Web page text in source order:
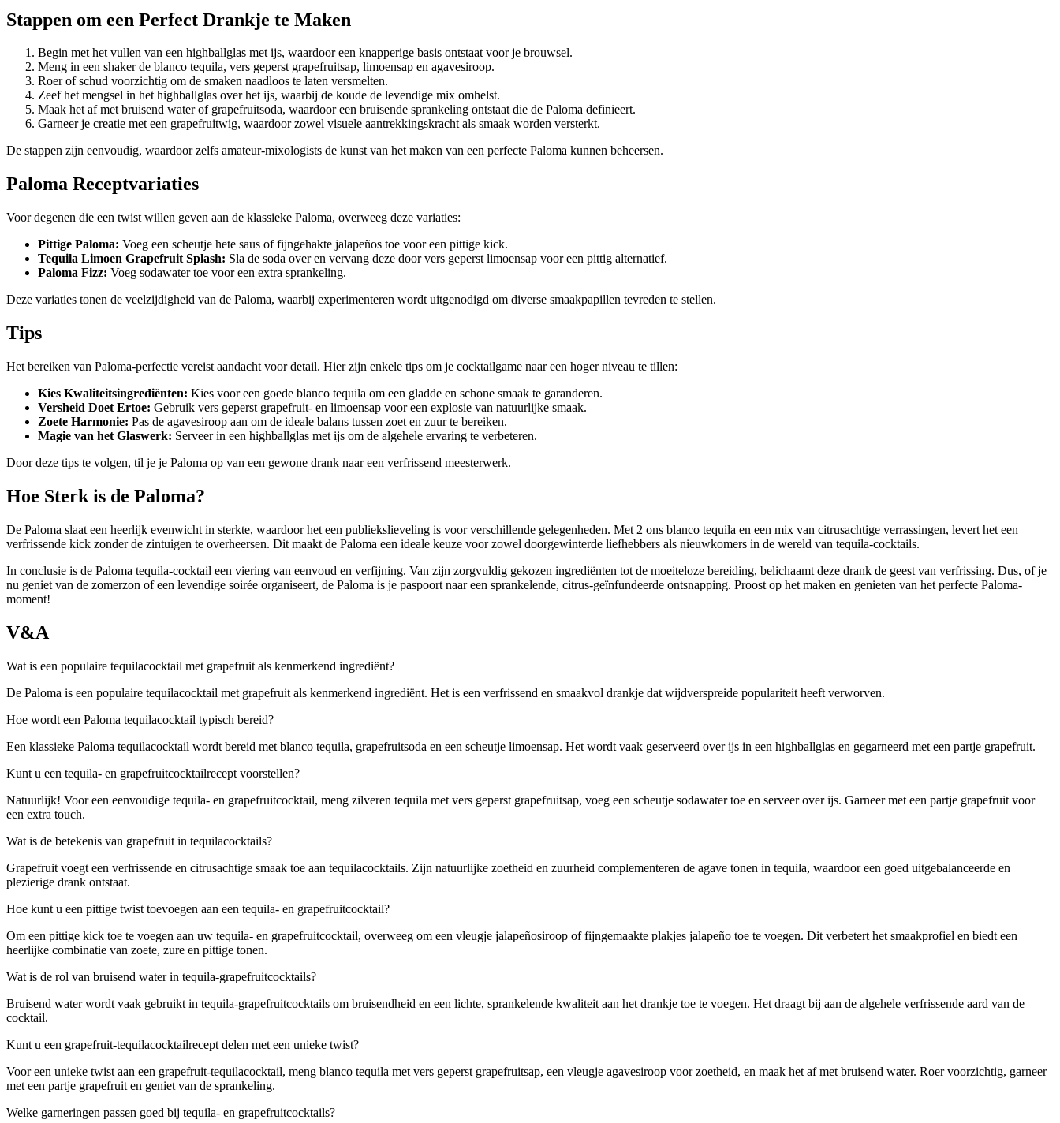
Stappen om een Perfect Drankje te Maken
Begin met het vullen van een highballglas met ijs, waardoor een knapperige basis ontstaat voor je brouwsel.
Meng in een shaker de blanco tequila, vers geperst grapefruitsap, limoensap en agavesiroop.
Roer of schud voorzichtig om de smaken naadloos te laten versmelten.
Zeef het mengsel in het highballglas over het ijs, waarbij de koude de levendige mix omhelst.
Maak het af met bruisend water of grapefruitsoda, waardoor een bruisende sprankeling ontstaat die de Paloma definieert.
Garneer je creatie met een grapefruitwig, waardoor zowel visuele aantrekkingskracht als smaak worden versterkt.
De stappen zijn eenvoudig, waardoor zelfs amateur-mixologists de kunst van het maken van een perfecte Paloma kunnen beheersen.
Paloma Receptvariaties
Voor degenen die een twist willen geven aan de klassieke Paloma, overweeg deze variaties:
Pittige Paloma: Voeg een scheutje hete saus of fijngehakte jalapeños toe voor een pittige kick.
Tequila Limoen Grapefruit Splash: Sla de soda over en vervang deze door vers geperst limoensap voor een pittig alternatief.
Paloma Fizz: Voeg sodawater toe voor een extra sprankeling.
Deze variaties tonen de veelzijdigheid van de Paloma, waarbij experimenteren wordt uitgenodigd om diverse smaakpapillen tevreden te stellen.
Tips
Het bereiken van Paloma-perfectie vereist aandacht voor detail. Hier zijn enkele tips om je cocktailgame naar een hoger niveau te tillen:
Kies Kwaliteitsingrediënten: Kies voor een goede blanco tequila om een gladde en schone smaak te garanderen.
Versheid Doet Ertoe: Gebruik vers geperst grapefruit- en limoensap voor een explosie van natuurlijke smaak.
Zoete Harmonie: Pas de agavesiroop aan om de ideale balans tussen zoet en zuur te bereiken.
Magie van het Glaswerk: Serveer in een highballglas met ijs om de algehele ervaring te verbeteren.
Door deze tips te volgen, til je je Paloma op van een gewone drank naar een verfrissend meesterwerk.
Hoe Sterk is de Paloma?
De Paloma slaat een heerlijk evenwicht in sterkte, waardoor het een publiekslieveling is voor verschillende gelegenheden. Met 2 ons blanco tequila en een mix van citrusachtige verrassingen, levert het een
verfrissende kick zonder de zintuigen te overheersen. Dit maakt de Paloma een ideale keuze voor zowel doorgewinterde liefhebbers als nieuwkomers in de wereld van tequila-cocktails.
In conclusie is de Paloma tequila-cocktail een viering van eenvoud en verfijning. Van zijn zorgvuldig gekozen ingrediënten tot de moeiteloze bereiding, belichaamt deze drank de geest van verfrissing. Dus, of je
nu geniet van de zomerzon of een levendige soirée organiseert, de Paloma is je paspoort naar een sprankelende, citrus-geïnfundeerde ontsnapping. Proost op het maken en genieten van het perfecte Paloma-
moment!
V&A
Wat is een populaire tequilacocktail met grapefruit als kenmerkend ingrediënt?
De Paloma is een populaire tequilacocktail met grapefruit als kenmerkend ingrediënt. Het is een verfrissend en smaakvol drankje dat wijdverspreide populariteit heeft verworven.
Hoe wordt een Paloma tequilacocktail typisch bereid?
Een klassieke Paloma tequilacocktail wordt bereid met blanco tequila, grapefruitsoda en een scheutje limoensap. Het wordt vaak geserveerd over ijs in een highballglas en gegarneerd met een partje grapefruit.
Kunt u een tequila- en grapefruitcocktailrecept voorstellen?
Natuurlijk! Voor een eenvoudige tequila- en grapefruitcocktail, meng zilveren tequila met vers geperst grapefruitsap, voeg een scheutje sodawater toe en serveer over ijs. Garneer met een partje grapefruit voor
een extra touch.
Wat is de betekenis van grapefruit in tequilacocktails?
Grapefruit voegt een verfrissende en citrusachtige smaak toe aan tequilacocktails. Zijn natuurlijke zoetheid en zuurheid complementeren de agave tonen in tequila, waardoor een goed uitgebalanceerde en
plezierige drank ontstaat.
Hoe kunt u een pittige twist toevoegen aan een tequila- en grapefruitcocktail?
Om een pittige kick toe te voegen aan uw tequila- en grapefruitcocktail, overweeg om een vleugje jalapeñosiroop of fijngemaakte plakjes jalapeño toe te voegen. Dit verbetert het smaakprofiel en biedt een
heerlijke combinatie van zoete, zure en pittige tonen.
Wat is de rol van bruisend water in tequila-grapefruitcocktails?
Bruisend water wordt vaak gebruikt in tequila-grapefruitcocktails om bruisendheid en een lichte, sprankelende kwaliteit aan het drankje toe te voegen. Het draagt bij aan de algehele verfrissende aard van de
cocktail.
Kunt u een grapefruit-tequilacocktailrecept delen met een unieke twist?
Voor een unieke twist aan een grapefruit-tequilacocktail, meng blanco tequila met vers geperst grapefruitsap, een vleugje agavesiroop voor zoetheid, en maak het af met bruisend water. Roer voorzichtig, garneer
met een partje grapefruit en geniet van de sprankeling.
Welke garneringen passen goed bij tequila- en grapefruitcocktails?